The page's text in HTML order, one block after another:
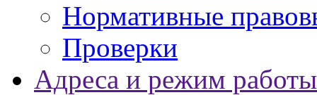
Нормативные
Проверки
Адреса и режим работы